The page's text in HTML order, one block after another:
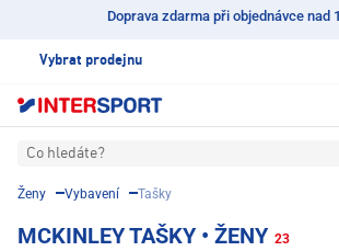
Doprava zdarma při objednávce nad
Vybrat prodejnu
Co hledáte?
Ženy Vybavení Tašky
MCKINLEY TAŠKY • ŽENY 23